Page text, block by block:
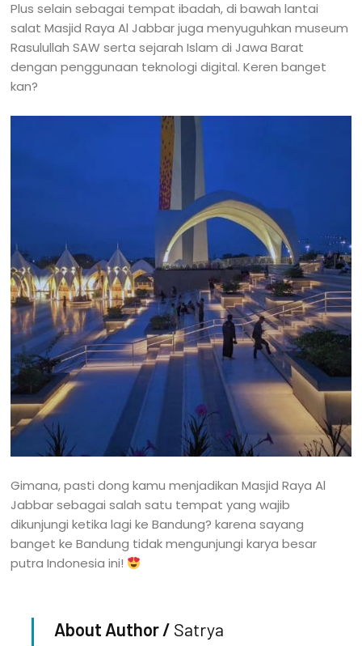
Plus selain sebagai tempat ibadah, di bawah lantai
salat Masjid Raya Al Jabbar juga menyuguhkan museum
Rasulullah SAW serta sejarah Islam di Jawa Barat
dengan penggunaan teknologi digital. Keren banget
kan?
Gimana, pasti dong kamu menjadikan Masjid Raya Al
Jabbar sebagai salah satu tempat yang wajib
dikunjungi ketika lagi ke Bandung? karena sayang
banget ke Bandung tidak mengunjungi karya besar
putra Indonesia ini!
About Author / Satrya